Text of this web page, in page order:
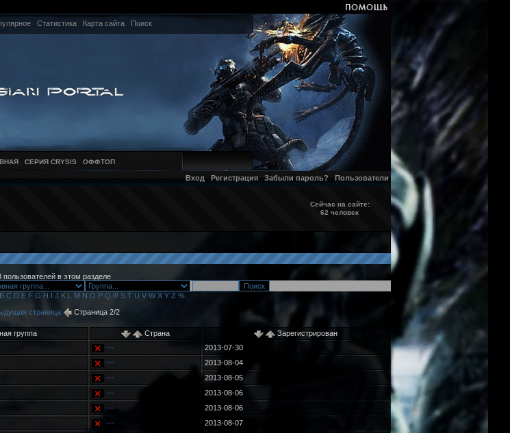
Статистика Карта сайта Поиск
СЕРИЯ CRYSIS ОФФТОП
Вход Регистрация Забыли пароль? Пользователи
Сейчас на сайте:
62 человек
пользователей в этом разделе
B C D E F G H I J K L M N O P Q R S T U V W X Y Z %
страница
Страница 2/2
группа Страна
Зарегистрирован
---
2013-07-30
---
2013-08-04
---
2013-08-05
---
2013-08-06
---
2013-08-06
---
2013-08-07